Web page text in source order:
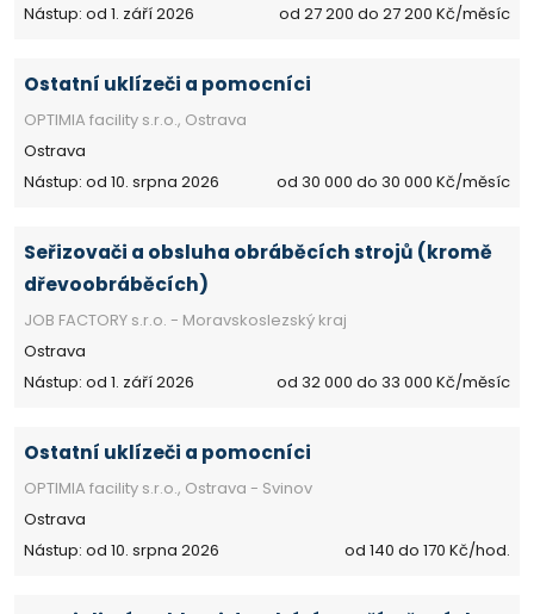
Nástup: od 1. září 2026
od 27 200 do 27 200 Kč/měsíc
Ostatní uklízeči a pomocníci
OPTIMIA facility s.r.o., Ostrava
Ostrava
Nástup: od 10. srpna 2026
od 30 000 do 30 000 Kč/měsíc
Seřizovači a obsluha obráběcích strojů (kromě
dřevoobráběcích)
JOB FACTORY s.r.o. - Moravskoslezský kraj
Ostrava
Nástup: od 1. září 2026
od 32 000 do 33 000 Kč/měsíc
Ostatní uklízeči a pomocníci
OPTIMIA facility s.r.o., Ostrava - Svinov
Ostrava
Nástup: od 10. srpna 2026
od 140 do 170 Kč/hod.